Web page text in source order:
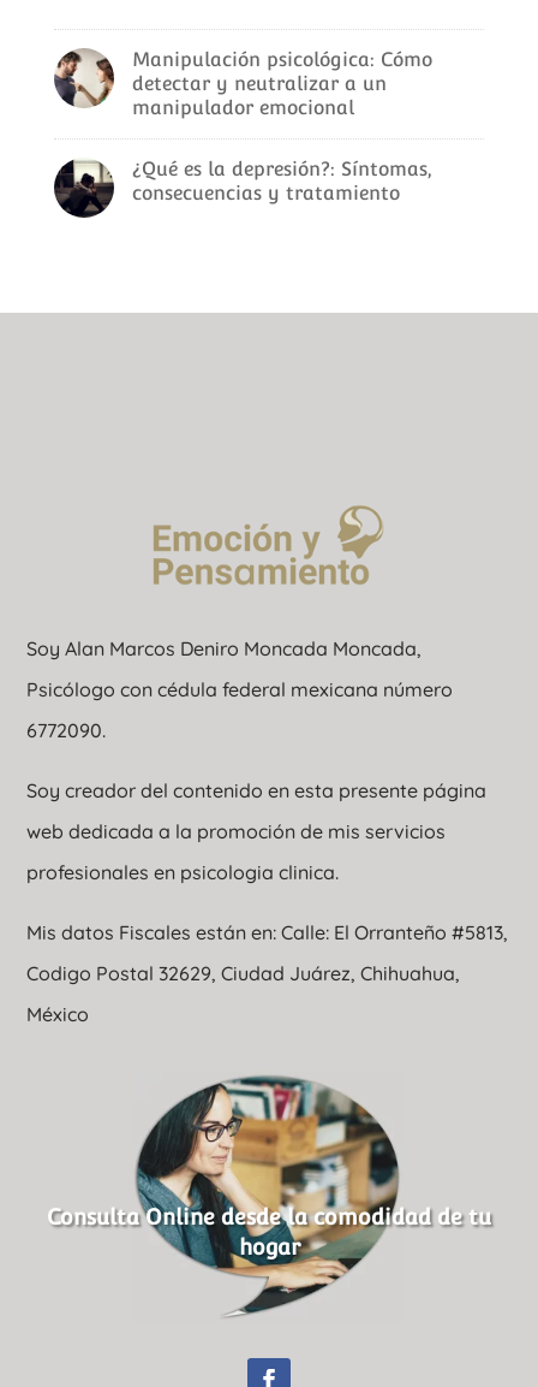
Manipulación psicológica: Cómo
detectar y neutralizar a un
manipulador emocional
¿Qué es la depresión?: Síntomas,
consecuencias y tratamiento
Soy Alan Marcos Deniro Moncada Moncada,
Psicólogo con cédula federal mexicana número
6772090.
Soy creador del contenido en esta presente página
web dedicada a la promoción de mis servicios
profesionales en psicologia clinica.
Mis datos Fiscales están en: Calle: El Orranteño #5813,
Codigo Postal 32629, Ciudad Juárez, Chihuahua,
México
Consulta Online desde la comodidad de tu
hogar